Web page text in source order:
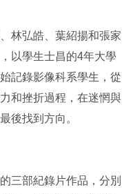
林弘皓、葉紹揚和張家
以學生士昌的4年大學
記錄影像科系學生，從
和挫折過程，在迷惘與
後找到方向。
三部紀錄片作品，分別